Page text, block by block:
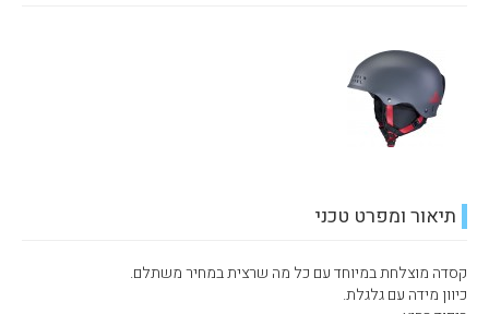
תיאור ומפרט טכני
קסדה מוצלחת במיוחד עם כל מה שרצית במחיר משתלם.
כיוון מידה עם גלגלת.